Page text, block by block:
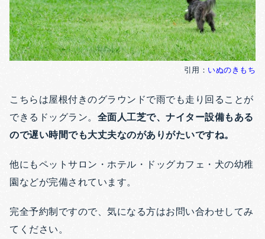
引用： いぬのきもち
こちらは屋根付きのグラウンドで雨でも走り回ることが
できるドッグラン。 全面人工芝で、ナイター設備もある
ので遅い時間でも大丈夫なのがありがたいですね。
他にもペットサロン・ホテル・ドッグカフェ・犬の幼稚
園などが完備されています。
完全予約制ですので、気になる方はお問い合わせしてみ
てください。